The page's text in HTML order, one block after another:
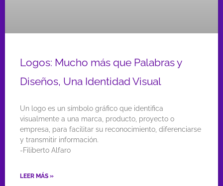
Logos: Mucho más que Palabras y
Diseños, Una Identidad Visual
Un logo es un símbolo gráfico que identifica
visualmente a una marca, producto, proyecto o
empresa, para facilitar su reconocimiento, diferenciarse
y transmitir información.
-Filiberto Alfaro
LEER MÁS »